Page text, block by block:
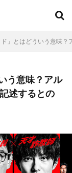
ド」とはどういう意味
う意味？アル
述するとの